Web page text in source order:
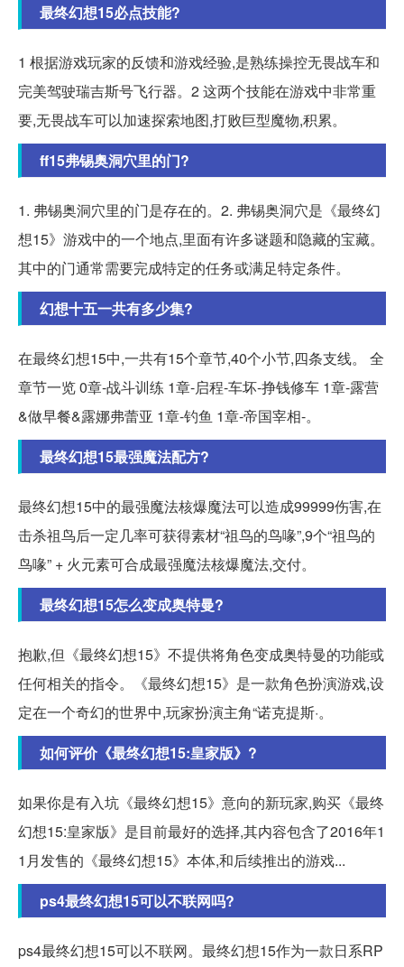
最终幻想15必点技能?
1 根据游戏玩家的反馈和游戏经验,是熟练操控无畏战车和
完美驾驶瑞吉斯号飞行器。2 这两个技能在游戏中非常重
要,无畏战车可以加速探索地图,打败巨型魔物,积累。
ff15弗锡奥洞穴里的门?
1. 弗锡奥洞穴里的门是存在的。2. 弗锡奥洞穴是《最终幻
想15》游戏中的一个地点,里面有许多谜题和隐藏的宝藏。
其中的门通常需要完成特定的任务或满足特定条件。
幻想十五一共有多少集?
在最终幻想15中,一共有15个章节,40个小节,四条支线。 全
章节一览 0章-战斗训练 1章-启程-车坏-挣钱修车 1章-露营
&做早餐&露娜弗蕾亚 1章-钓鱼 1章-帝国宰相-。
最终幻想15最强魔法配方?
最终幻想15中的最强魔法核爆魔法可以造成99999伤害,在
击杀祖鸟后一定几率可获得素材“祖鸟的鸟喙”,9个“祖鸟的
鸟喙” + 火元素可合成最强魔法核爆魔法,交付。
最终幻想15怎么变成奥特曼?
抱歉,但《最终幻想15》不提供将角色变成奥特曼的功能或
任何相关的指令。《最终幻想15》是一款角色扮演游戏,设
定在一个奇幻的世界中,玩家扮演主角“诺克提斯·。
如何评价《最终幻想15:皇家版》?
如果你是有入坑《最终幻想15》意向的新玩家,购买《最终
幻想15:皇家版》是目前最好的选择,其内容包含了2016年1
1月发售的《最终幻想15》本体,和后续推出的游戏...
ps4最终幻想15可以不联网吗?
ps4最终幻想15可以不联网。最终幻想15作为一款日系RP